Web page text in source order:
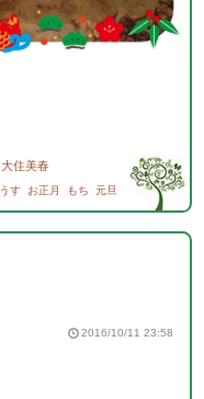
大住美春
うす お正月 もち 元旦
2016/10/11 23:58